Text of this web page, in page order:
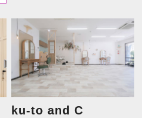
ku-to and C